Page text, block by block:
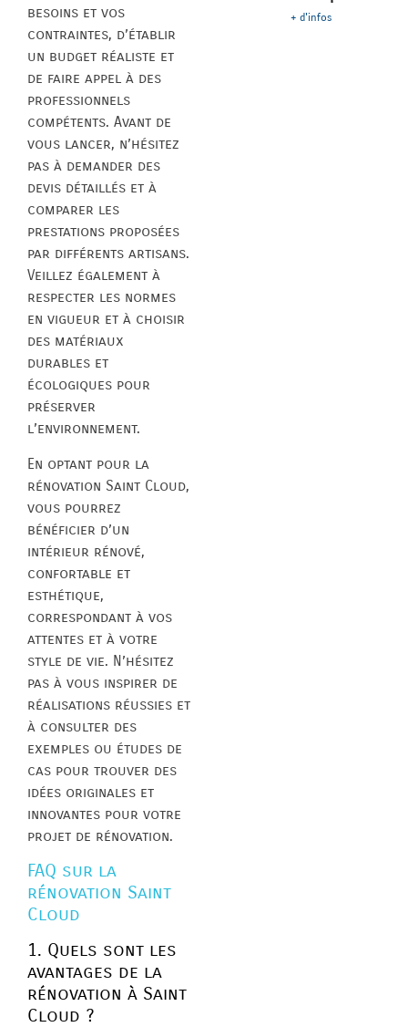
besoins et vos
contraintes, d’établir
un budget réaliste et
de faire appel à des
professionnels
compétents. Avant de
vous lancer, n’hésitez
pas à demander des
devis détaillés et à
comparer les
prestations proposées
par différents artisans.
Veillez également à
respecter les normes
en vigueur et à choisir
des matériaux
durables et
écologiques pour
préserver
l’environnement.
En optant pour la
rénovation Saint Cloud,
vous pourrez
bénéficier d’un
intérieur rénové,
confortable et
esthétique,
correspondant à vos
attentes et à votre
style de vie. N’hésitez
pas à vous inspirer de
réalisations réussies et
à consulter des
exemples ou études de
cas pour trouver des
idées originales et
innovantes pour votre
projet de rénovation.
FAQ sur la
rénovation Saint
Cloud
1. Quels sont les
avantages de la
rénovation à Saint
Cloud ?
+ d'infos